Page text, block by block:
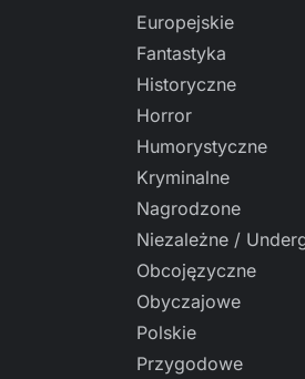
Europejskie
Fantastyka
Historyczne
Horror
Humorystyczne
Kryminalne
Nagrodzone
Niezależne /
Obcojęzyczne
Obyczajowe
Polskie
Przygodowe